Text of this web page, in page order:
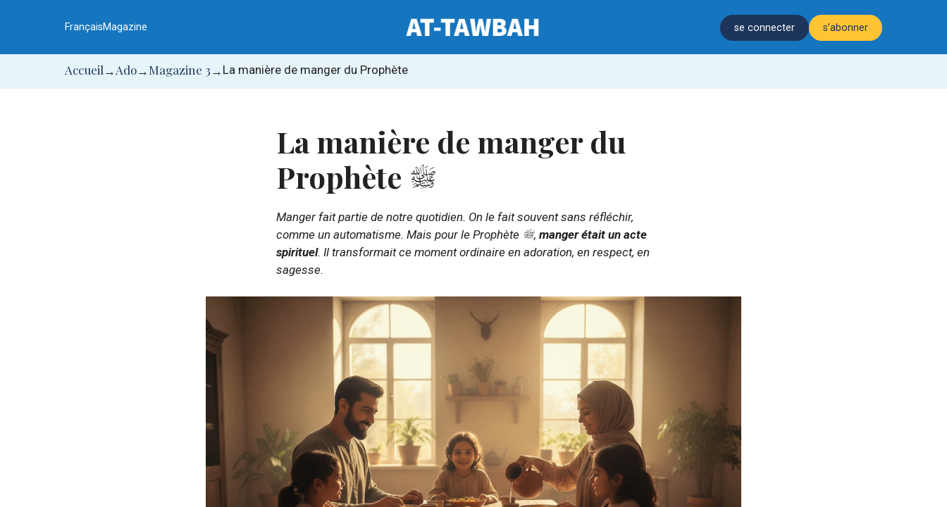
FrançaisMagazine se connecter s’abonner
Accueil → Ado→ Magazine 3 → La manière de manger du Prophète
La manière de manger du
Prophète
Manger fait partie de notre quotidien. On le fait souvent sans réfléchir,
comme un automatisme. Mais pour le Prophète
, manger était un acte
spirituel. Il transformait ce moment ordinaire en adoration, en respect, en
sagesse.